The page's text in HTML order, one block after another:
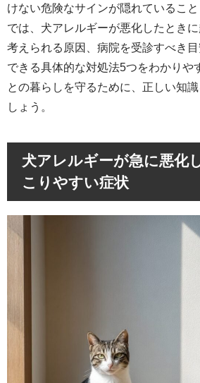
けない危険なサインが隠れているこ
では、犬アレルギーが悪化したとき
考えられる原因、病院を受診すべき
できる具体的な対処法5つをわかりや
との暮らしを守るために、正しい知
しょう。
犬アレルギーが急に悪化
こりやすい症状